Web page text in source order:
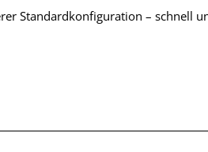
Standardkonfiguration – schnell